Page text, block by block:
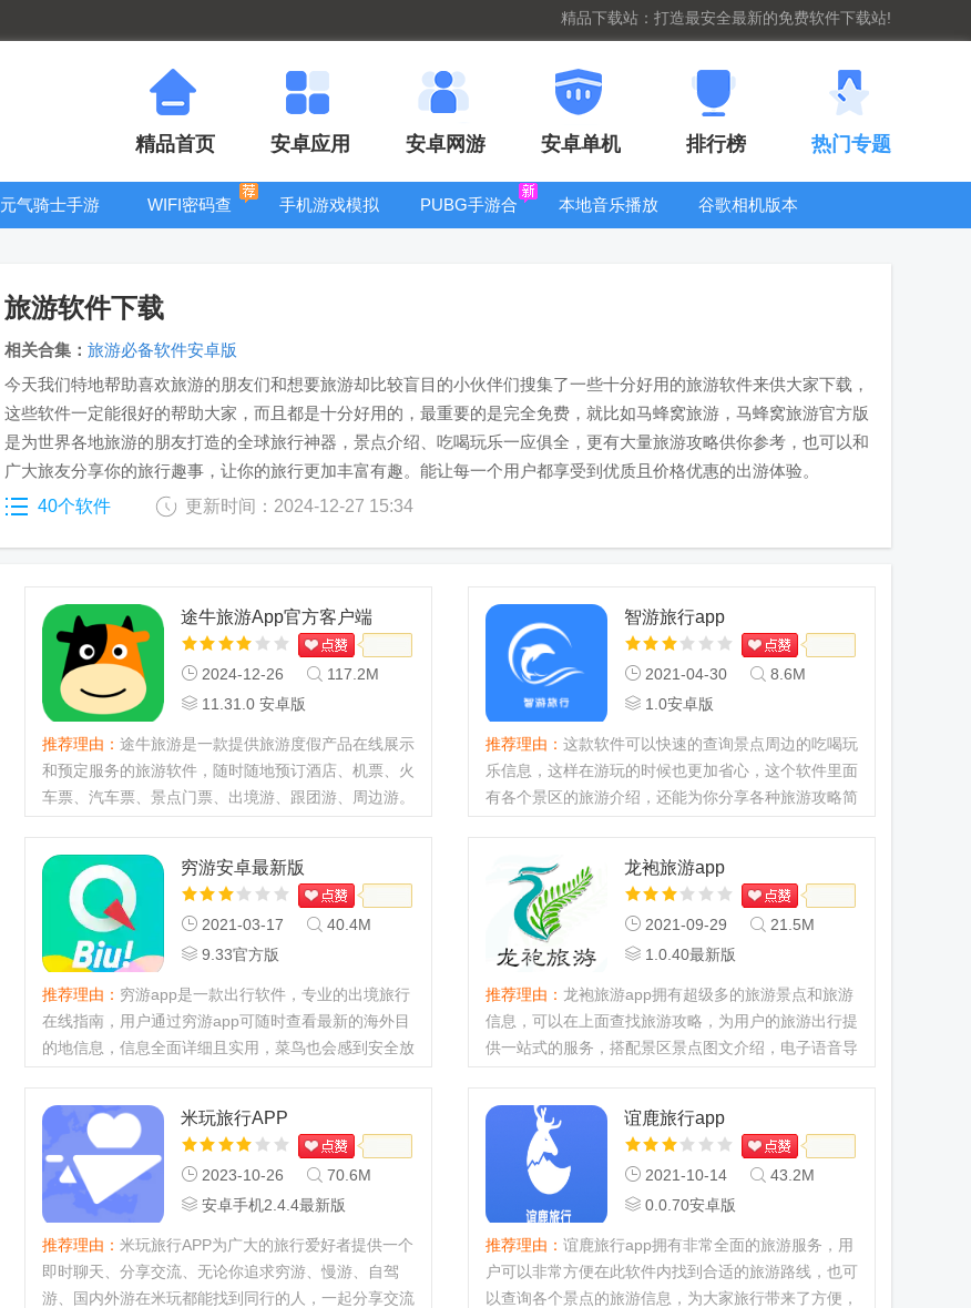
精品下载站：打造最安全最新的免费软件下载站!
精品首页 安卓应用 安卓网游 安卓单机 排行榜 热门专题
元气骑士手游
WIFI密码查
手机游戏模拟
PUBG手游合
本地音乐播放
谷歌相机版本
旅游软件下载
相关合集： 旅游必备软件安卓版
今天我们特地帮助喜欢旅游的朋友们和想要旅游却比较盲目的小伙伴们搜集了一些十分好用的旅游软件来供大家下载，
这些软件一定能很好的帮助大家，而且都是十分好用的，最重要的是完全免费，就比如马蜂窝旅游，马蜂窝旅游官方版
是为世界各地旅游的朋友打造的全球旅行神器，景点介绍、吃喝玩乐一应俱全，更有大量旅游攻略供你参考，也可以和
广大旅友分享你的旅行趣事，让你的旅行更加丰富有趣。能让每一个用户都享受到优质且价格优惠的出游体验。
40个软件 更新时间：2024-12-27 15:34
途牛旅游App官方客户端
2024-12-26
117.2M
11.31.0 安卓版
推荐理由： 途牛旅游是一款提供旅游度假产品在线展示
和预定服务的旅游软件，随时随地预订酒店、机票、火
车票、汽车票、景点门票、出境游、跟团游、周边游。
智游旅行app
2021-04-30
8.6M
1.0安卓版
推荐理由： 这款软件可以快速的查询景点周边的吃喝玩
乐信息，这样在游玩的时候也更加省心，这个软件里面
有各个景区的旅游介绍，还能为你分享各种旅游攻略简
穷游安卓最新版
2021-03-17
40.4M
9.33官方版
推荐理由： 穷游app是一款出行软件，专业的出境旅行
在线指南，用户通过穷游app可随时查看最新的海外目
的地信息，信息全面详细且实用，菜鸟也会感到安全放
龙袍旅游app
2021-09-29
21.5M
1.0.40最新版
推荐理由： 龙袍旅游app拥有超级多的旅游景点和旅游
信息，可以在上面查找旅游攻略，为用户的旅游出行提
供一站式的服务，搭配景区景点图文介绍，电子语音导
米玩旅行APP
2023-10-26
70.6M
安卓手机2.4.4最新版
推荐理由： 米玩旅行APP为广大的旅行爱好者提供一个
即时聊天、分享交流、无论你追求穷游、慢游、自驾
游、国内外游在米玩都能找到同行的人，一起分享交流
谊鹿旅行app
2021-10-14
43.2M
0.0.70安卓版
推荐理由： 谊鹿旅行app拥有非常全面的旅游服务，用
户可以非常方便在此软件内找到合适的旅游路线，也可
以查询各个景点的旅游信息，为大家旅行带来了方便，